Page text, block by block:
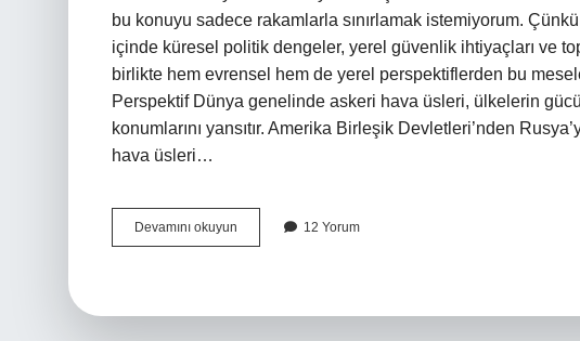
bu konuyu sadece rakamlarla sınırlamak istemiyorum.
içinde küresel politik dengeler, yerel güvenlik ihtiyaçları ve
birlikte hem evrensel hem de yerel perspektiflerden bu
Perspektif Dünya genelinde askeri hava üsleri, ülkelerin
konumlarını yansıtır. Amerika Birleşik Devletleri’nden
hava üsleri…
Devamını okuyun Türkiye’de
kaç
12 Yorum